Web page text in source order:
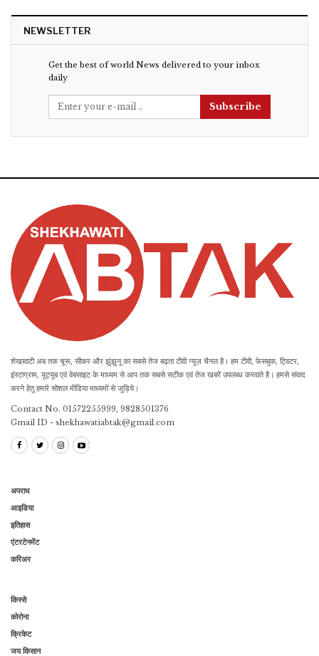
NEWSLETTER
Get the best of world News delivered to your inbox
daily
Subscribe
शेखावाटी अब तक चूरू, सीकर और झुंझुनू का सबसे तेज बढ़ता टीवी न्यूज़ चैनल है। हम टीवी, फेसबुक, ट्विटर,
इंस्टाग्राम, यूट्यूब एवं वेबसाइट के माध्यम से आप तक सबसे सटीक एवं तेज खबरें उपलब्ध करवाते है। हमसे संवाद
करने हेतु हमारे सोशल मीडिया माध्यमों से जुड़िये।
Contact No. 01572255999, 9828501376
Gmail ID - shekhawatiabtak@gmail.com
अपराध
आइडिया
इतिहास
एंटरटेनमेंट
करिअर
किस्से
कोरोना
क्रिकेट
जय किसान